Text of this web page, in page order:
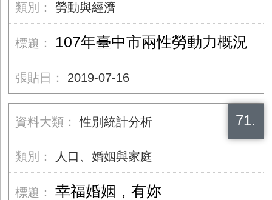
勞動與經濟
107年臺中市兩性勞動力概況
2019-07-16
71.
性別統計分析
人口、婚姻與家庭
幸福婚姻，有妳